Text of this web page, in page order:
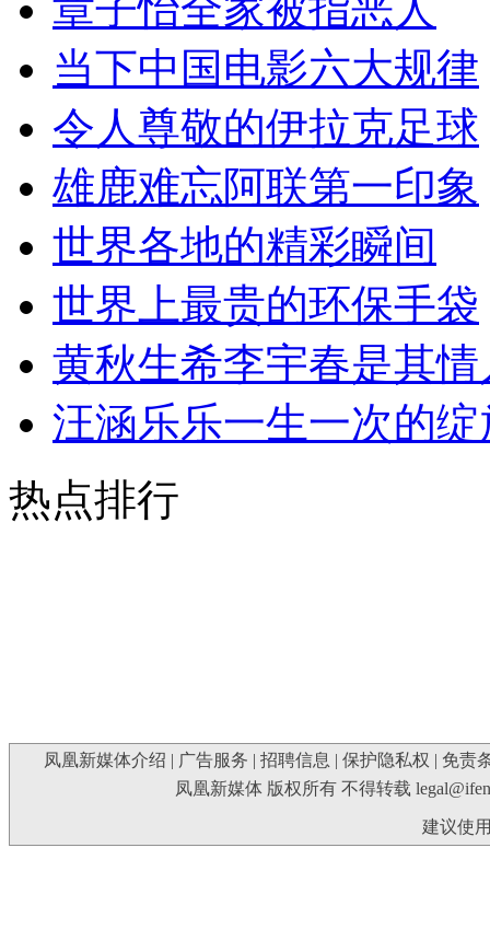
章子怡全家被指恶人
当下中国电影六大规律
令人尊敬的伊拉克足球
雄鹿难忘阿联第一印象
世界各地的精彩瞬间
世界上最贵的环保手袋
黄秋生希李宇春是其情
汪涵乐乐一生一次的绽
热点排行
凤凰新媒体介绍 广告服务 招聘信息 保护隐私权
免责
凤凰新媒体 版权所有 不得转载
建议使